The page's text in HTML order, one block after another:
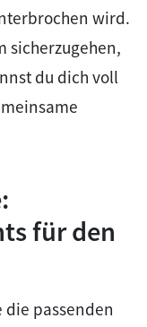
wird.
sicherzugehen,
du dich voll
für den
passenden